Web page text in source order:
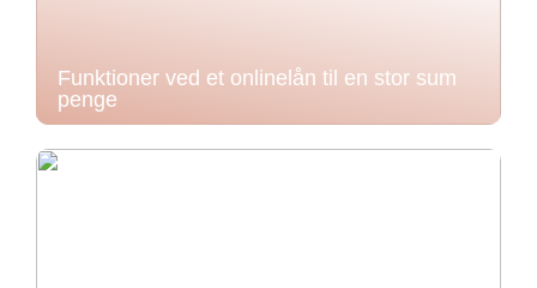
Funktioner ved et onlinelån til en stor sum
penge